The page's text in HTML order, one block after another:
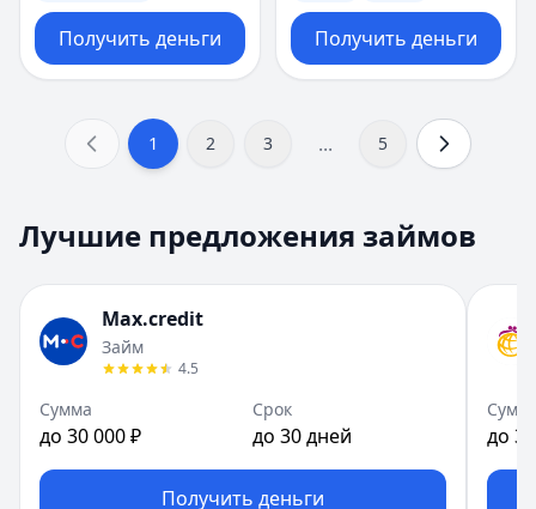
Получить деньги Получить деньги
1 2 3 ... 5
Лучшие предложения займов
Max.credit
Займ
4.5
Сумма
до 30 000 ₽
Срок
до 30 дней
Получить деньги
до